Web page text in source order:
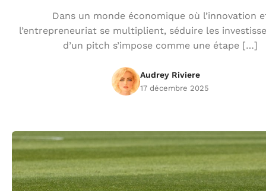
Dans un monde économique où l’innovation
l’entrepreneuriat se multiplient, séduire les
d’un pitch s’impose comme une étape […]
Audrey Riviere
17 décembre 2025